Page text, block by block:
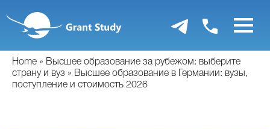
основному
содержанию
Home
Высшее образование за рубежом: выберите
страну и вуз
Высшее образование в Германии: вузы,
поступление и стоимость 2026